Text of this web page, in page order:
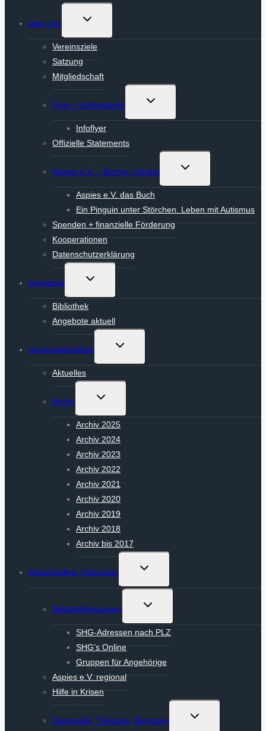
über uns
Untermenü
Vereinsziele
Satzung
Mitgliedschaft
Flyer + Infomaterial
Untermenü
Infoflyer
Offizielle Statements
Aspies e.V. – Bücher / Artikel
Untermenü
Aspies e.V. das Buch
Ein Pinguin unter Störchen. Leben mit Autismus
Spenden + finanzielle Förderung
Kooperationen
Datenschutzerklärung
Angebote
Untermenü
Bibliothek
Angebote aktuell
Vereinsaktivitäten
Untermenü
Aktuelles
Archiv
Untermenü
Archiv 2025
Archiv 2024
Archiv 2023
Archiv 2022
Archiv 2021
Archiv 2020
Archiv 2019
Archiv 2018
Archiv bis 2017
Anlaufstellen / Adressen
Untermenü
Selbsthilfegruppen
Untermenü
SHG-Adressen nach PLZ
SHG’s Online
Gruppen für Angehörige
Aspies e.V. regional
Hilfe in Krisen
Diagnostik, Therapie, Beratung
Untermenü